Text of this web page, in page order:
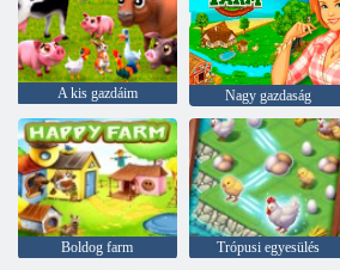
A kis gazdáim Nagy gazdaság
Boldog farm Trópusi egyesülés